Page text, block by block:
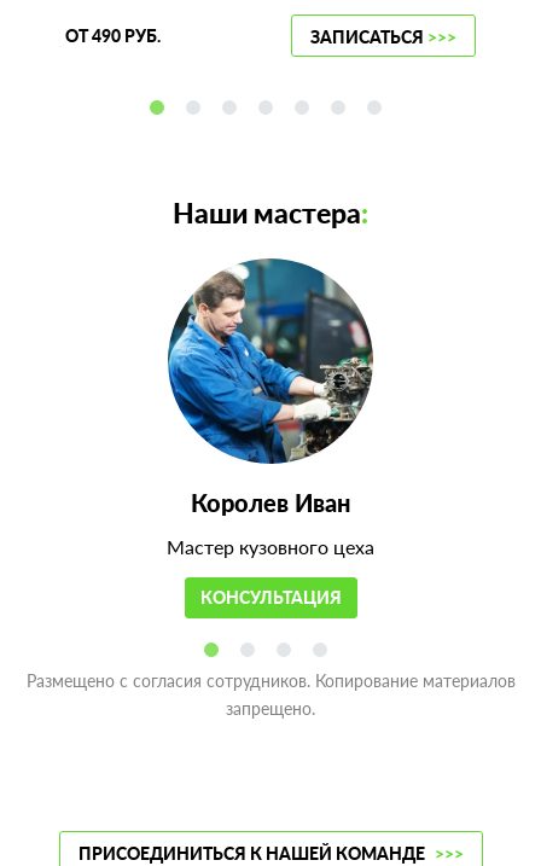
ОТ 490 РУБ. ЗАПИСАТЬСЯ >>>
Наши мастера:
Королев Иван
Мастер кузовного цеха
КОНСУЛЬТАЦИЯ
Размещено с согласия сотрудников. Копирование материалов
запрещено.
ПРИСОЕДИНИТЬСЯ К НАШЕЙ КОМАНДЕ >>>